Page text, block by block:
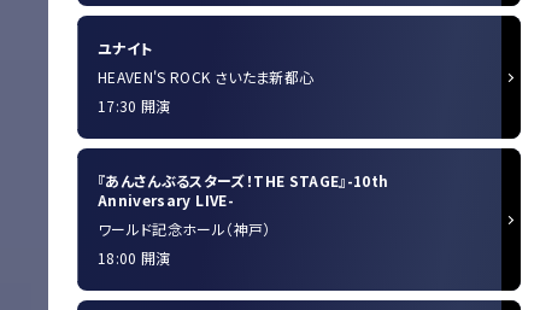
ユナイト
HEAVEN'S ROCK さいたま新都心
17:30 開演
『あんさんぶるスターズ！THE STAGE』-10th
Anniversary LIVE-
ワールド記念ホール（神戸）
18:00 開演